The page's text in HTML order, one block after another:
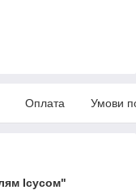
Оплата Умови
Ісусом"